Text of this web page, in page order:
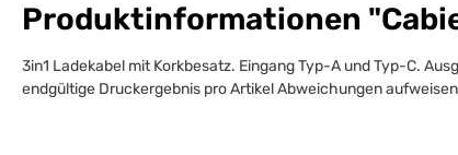
Produktinformationen
3in1 Ladekabel mit Korkbesatz. Eingang Typ-A und Typ-C.
endgültige Druckergebnis pro Artikel Abweichungen